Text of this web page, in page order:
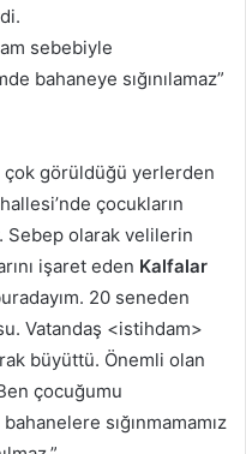
sebebiyle
bahaneye sığınılamaz”
çok görüldüğü yerlerden
çocukların
Sebep olarak velilerin
işaret eden Kalfalar
20 seneden
Vatandaş <istihdam>
büyüttü. Önemli olan
çocuğumu
sığınmamamız